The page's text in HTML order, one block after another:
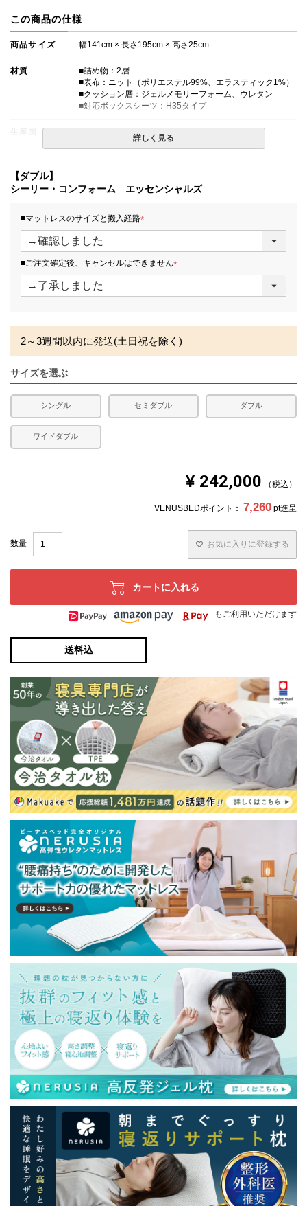
この商品の仕様
商品サイズ 幅141cm × 長さ195cm × 高さ25cm
材質
■詰め物：2層
■表布：ニット（ポリエステル99%、エラスティック1%）
■クッション層：ジェルメモリーフォーム、ウレタン
■対応ボックスシーツ：H35タイプ
日本
発生する場合がございます。また、発送予定も変更になる
詳しく見る
【ダブル】
シーリー・コンフォーム エッセンシャルズ
■マットレスのサイズと搬入経路
(
)
■ご注文確定後、キャンセルはできません
(
2～3週間以内に発送(土日祝を除く)
サイズを選ぶ
シングル セミダブル ダブル
ワイドダブル
¥ 242,000 税込
VENUSBEDポイント： 7,260 pt進呈
お気に入りに登録する
カートに入れる
もご利用いただけます
送料込